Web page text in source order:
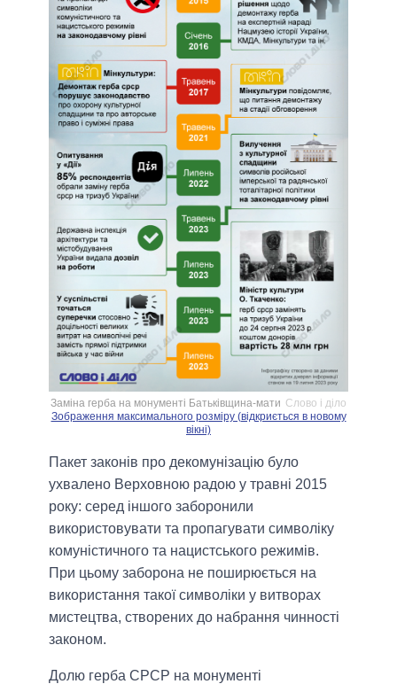
Заміна герба на монументі Батьківщина-мати Слово і діло
Зображення максимального розміру (відкриється в новому
вікні)
Пакет законів про декомунізацію було
ухвалено Верховною радою у травні 2015
року: серед іншого заборонили
використовувати та пропагувати символіку
комуністичного та нацистського режимів.
При цьому заборона не поширюється на
використання такої символіки у витворах
мистецтва, створених до набрання чинності
законом.
Долю герба СРСР на монументі